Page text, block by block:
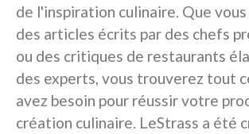
de l'inspiration culinaire. Que
des articles écrits par des chefs
ou des critiques de restaurants
des experts, vous trouverez tout
avez besoin pour réussir votre
création culinaire. LeStrass a été